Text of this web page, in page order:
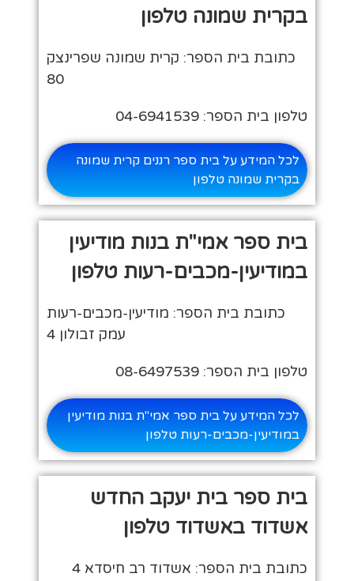
בקרית שמונה טלפון
כתובת בית הספר: קרית שמונה שפרינצק
80
טלפון בית הספר: 04-6941539
לכל המידע על בית ספר רננים קרית שמונה
בקרית שמונה טלפון
בית ספר אמי"ת בנות מודיעין
במודיעין-מכבים-רעות טלפון
כתובת בית הספר: מודיעין-מכבים-רעות
עמק זבולון 4
טלפון בית הספר: 08-6497539
לכל המידע על בית ספר אמי"ת בנות מודיעין
במודיעין-מכבים-רעות טלפון
בית ספר בית יעקב החדש
אשדוד באשדוד טלפון
כתובת בית הספר: אשדוד רב חיסדא 4